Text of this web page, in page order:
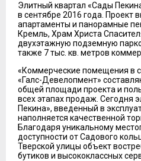
Элитный квартал «Сады
в сентябре 2016 года. Проект
апартаменты и панорамные
Кремль, Храм Христа
двухэтажную подземную
также 7 тыс. кв. метров
«Коммерческие помещения в
«Галс-Девелопмент»
общей площади проекта и
всех этапах продаж. Сегодня
Пекина», введенный в
наполняется качественной
Благодаря уникальному
доступности от Садового
Тверской улицы объект
бутиков и высококлассных